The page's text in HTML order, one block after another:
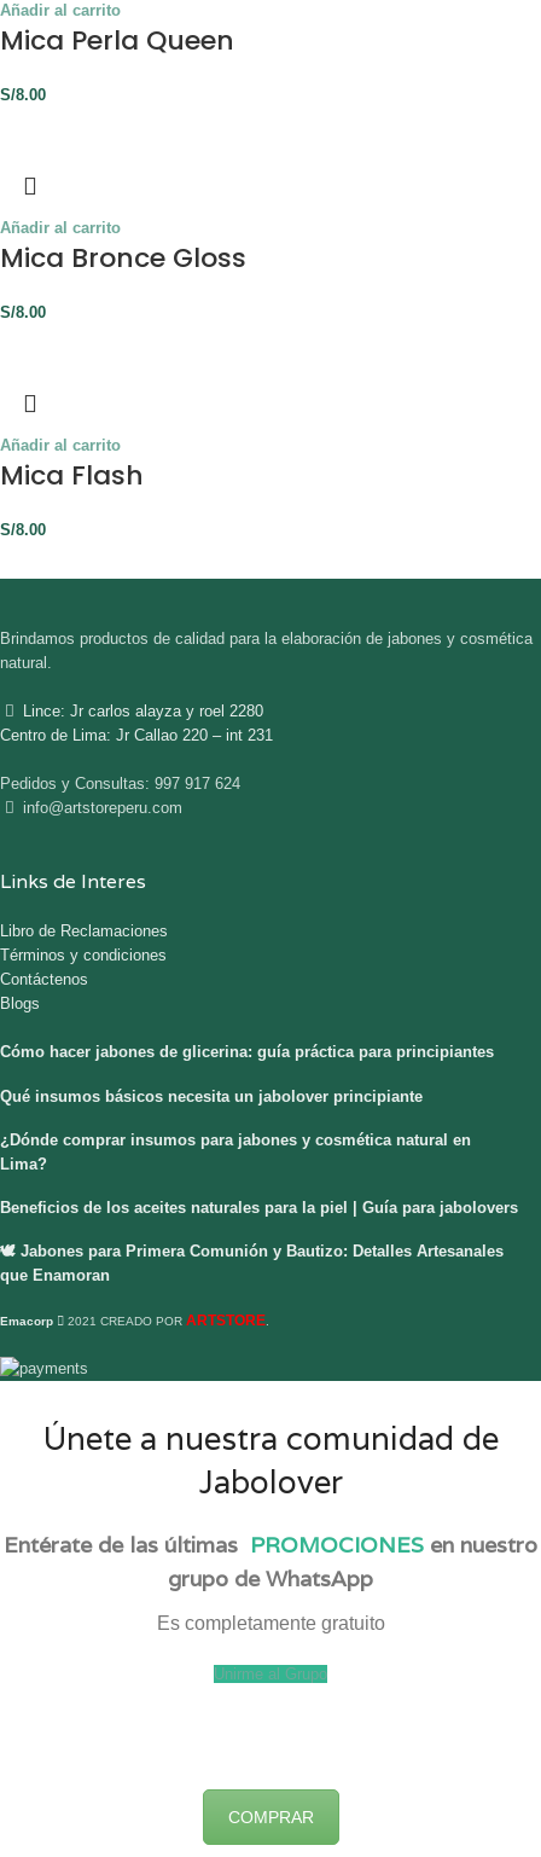
Añadir al carrito
Mica Perla Queen
S/8.00
Añadir al carrito
Mica Bronce Gloss
S/8.00
Añadir al carrito
Mica Flash
S/8.00
Brindamos productos de calidad para la elaboración de jabones y cosmética
natural.
Lince: Jr carlos alayza y roel 2280
Centro de Lima: Jr Callao 220 – int 231
Pedidos y Consultas: 997 917 624
info@artstoreperu.com
Links de Interes
Libro de Reclamaciones
Términos y condiciones
Contáctenos
Blogs
Cómo hacer jabones de glicerina: guía práctica para principiantes
Qué insumos básicos necesita un jabolover principiante
¿Dónde comprar insumos para jabones y cosmética natural en
Lima?
Beneficios de los aceites naturales para la piel | Guía para jabolovers
🕊️ Jabones para Primera Comunión y Bautizo: Detalles Artesanales
que Enamoran
Emacorp 2021 CREADO POR ARTSTORE
Únete a nuestra comunidad de
Jabolover
Entérate de las últimas PROMOCIONES en nuestro
grupo de WhatsApp
Es completamente gratuito
Unirme al Grupo
COMPRAR